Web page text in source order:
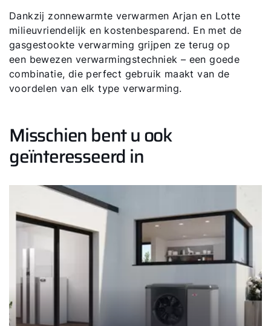
Dankzij zonnewarmte verwarmen Arjan en Lotte
milieuvriendelijk en kostenbesparend. En met de
gasgestookte verwarming grijpen ze terug op
een bewezen verwarmingstechniek – een goede
combinatie, die perfect gebruik maakt van de
voordelen van elk type verwarming.
Misschien bent u ook
geïnteresseerd in